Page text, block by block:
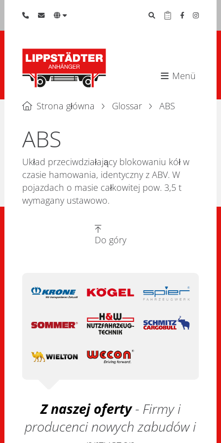
Menü
Strona główna Glossar ABS
ABS
Układ przeciwdziałający blokowaniu kół w
czasie hamowania, identyczny z ABV. W
pojazdach o masie całkowitej pow. 3,5 t
wymagany ustawowo.
Do góry
Z naszej oferty- Firmy i
producenci nowych zabudów i